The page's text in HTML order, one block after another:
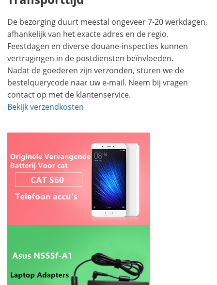
De bezorging duurt meestal ongeveer 7-20 werkdagen,
afhankelijk van het exacte adres en de regio.
Feestdagen en diverse douane-inspecties kunnen
vertragingen in de postdiensten beïnvloeden.
Nadat de goederen zijn verzonden, sturen we de
bestelquerycode naar uw e-mail. Neem bij vragen
contact op met de klantenservice.
Bekijk verzendkosten